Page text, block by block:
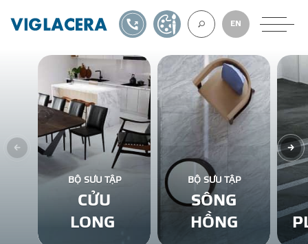
VỀ CHÚNG
GẠCH ỐP LÁT
BÊ TÔNG KHÍ
NGÓI LỢP
EN
1900561582TỰ THIẾT KẾ
BỘ SƯU TẬP
CỬU
LONG
BỘ SƯU TẬP
SÔNG
HỒNG